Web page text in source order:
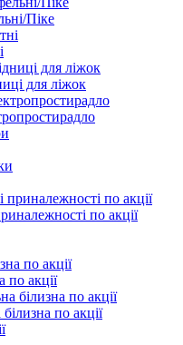
Піке
для ліжок
по акції
по акції
по акції